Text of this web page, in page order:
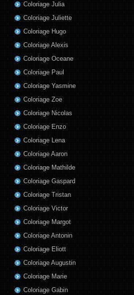
Coloriage Julia
Coloriage Juliette
Coloriage Hugo
Coloriage Alexis
Coloriage Oceane
Coloriage Paul
Coloriage Yasmine
Coloriage Zoe
Coloriage Nicolas
Coloriage Enzo
Coloriage Lena
Coloriage Aaron
Coloriage Mathilde
Coloriage Gaspard
Coloriage Tristan
Coloriage Victor
Coloriage Margot
Coloriage Antonin
Coloriage Eliott
Coloriage Augustin
Coloriage Marie
Coloriage Gabin